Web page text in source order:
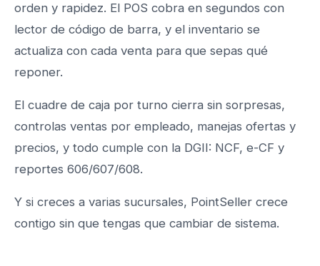
orden y rapidez. El POS cobra en segundos con
lector de código de barra, y el inventario se
actualiza con cada venta para que sepas qué
reponer.
El cuadre de caja por turno cierra sin sorpresas,
controlas ventas por empleado, manejas ofertas y
precios, y todo cumple con la DGII: NCF, e-CF y
reportes 606/607/608.
Y si creces a varias sucursales, PointSeller crece
contigo sin que tengas que cambiar de sistema.